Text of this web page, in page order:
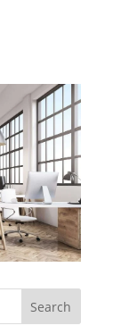
Search